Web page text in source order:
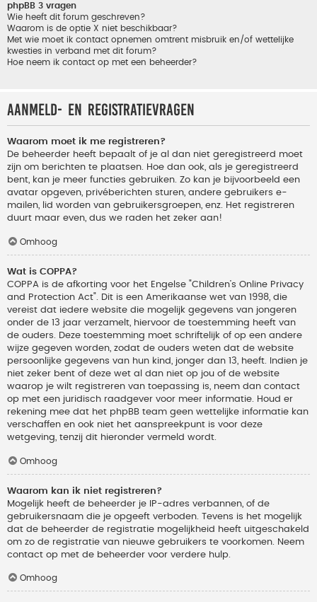
phpBB 3 vragen
Wie heeft dit forum geschreven?
Waarom is de optie X niet beschikbaar?
Met wie moet ik contact opnemen omtrent misbruik en/of wettelijke
kwesties in verband met dit forum?
Hoe neem ik contact op met een beheerder?
Aanmeld- en registratievragen
Waarom moet ik me registreren?
De beheerder heeft bepaalt of je al dan niet geregistreerd moet
zijn om berichten te plaatsen. Hoe dan ook, als je geregistreerd
bent, kan je meer functies gebruiken. Zo kan je bijvoorbeeld een
avatar opgeven, privéberichten sturen, andere gebruikers e-
mailen, lid worden van gebruikersgroepen, enz. Het registreren
duurt maar even, dus we raden het zeker aan!
Omhoog
Wat is COPPA?
COPPA is de afkorting voor het Engelse "Children’s Online Privacy
and Protection Act". Dit is een Amerikaanse wet van 1998, die
vereist dat iedere website die mogelijk gegevens van jongeren
onder de 13 jaar verzamelt, hiervoor de toestemming heeft van
de ouders. Deze toestemming moet schriftelijk of op een andere
wijze gegeven worden, zodat de ouders weten dat de website
persoonlijke gegevens van hun kind, jonger dan 13, heeft. Indien je
niet zeker bent of deze wet al dan niet op jou of de website
waarop je wilt registreren van toepassing is, neem dan contact
op met een juridisch raadgever voor meer informatie. Houd er
rekening mee dat het phpBB team geen wettelijke informatie kan
verschaffen en ook niet het aanspreekpunt is voor deze
wetgeving, tenzij dit hieronder vermeld wordt.
Omhoog
Waarom kan ik niet registreren?
Mogelijk heeft de beheerder je IP-adres verbannen, of de
gebruikersnaam die je opgeeft verboden. Tevens is het mogelijk
dat de beheerder de registratie mogelijkheid heeft uitgeschakeld
om zo de registratie van nieuwe gebruikers te voorkomen. Neem
contact op met de beheerder voor verdere hulp.
Omhoog